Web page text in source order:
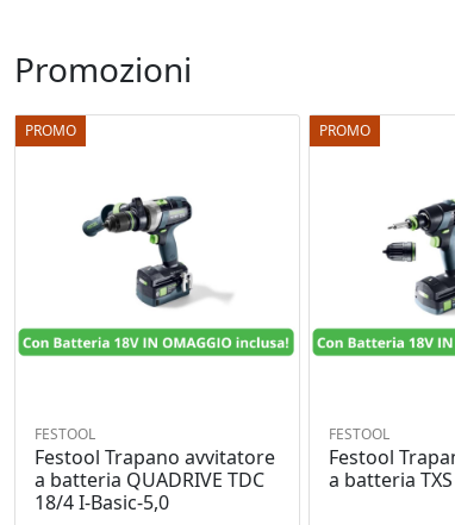
Promozioni
PROMO
FESTOOL
Festool Trapano avvitatore
a batteria QUADRIVE TDC
18/4 I-Basic-5,0
PROMO
FESTOOL
Festool
a batteria